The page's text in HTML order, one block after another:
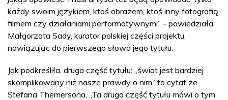
każdy swoim językiem, ktoś obrazem, ktoś inny fotografią,
filmem czy działaniami performatywnymi” - powiedziała
Małgorzata Sady, kurator polskiej części projektu,
nawiązując do pierwszego słowa jego tytułu.
Jak podkreśliła, druga część tytułu: „świat jest bardziej
skomplikowany niż nasze prawdy o nim” to cytat ze
Stefana Themersona. „Ta druga część tytułu mówi o tym,